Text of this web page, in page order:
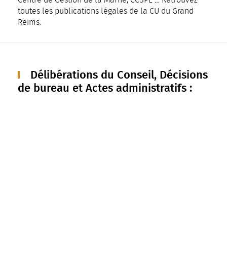
toutes les publications légales de la CU du Grand
Reims.
Délibérations du Conseil, Décisions
de bureau et Actes administratifs :